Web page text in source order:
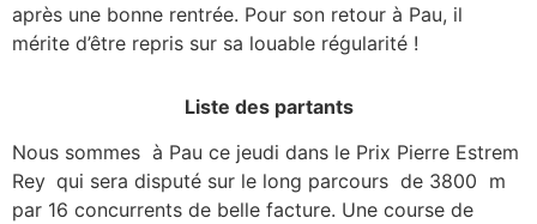
après une bonne rentrée. Pour son retour à Pau, il
mérite d’être repris sur sa louable régularité !
Liste des partants
Nous sommes à Pau ce jeudi dans le Prix Pierre Estrem
Rey qui sera disputé sur le long parcours de 3800 m
par 16 concurrents de belle facture. Une course de